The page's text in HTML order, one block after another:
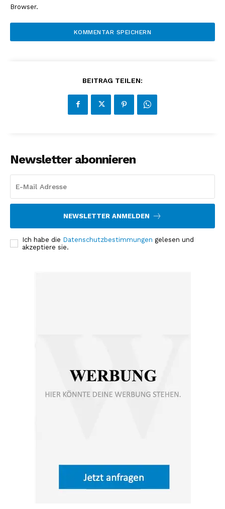
Browser.
BEITRAG TEILEN:
Newsletter abonnieren
NEWSLETTER ANMELDEN
Ich habe die Datenschutzbestimmungen gelesen und
akzeptiere sie.